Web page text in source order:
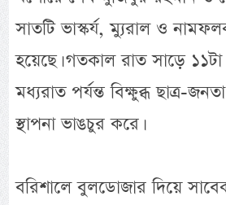
সাতটি ভাস্কর্য, ম্যুরাল ও
হয়েছে। গতকাল রাত সাড়ে
মধ্যরাত পর্যন্ত বিক্ষুব্ধ ছাত্র-
স্থাপনা ভাঙচুর করে।
বরিশালে বুলডোজার দিয়ে